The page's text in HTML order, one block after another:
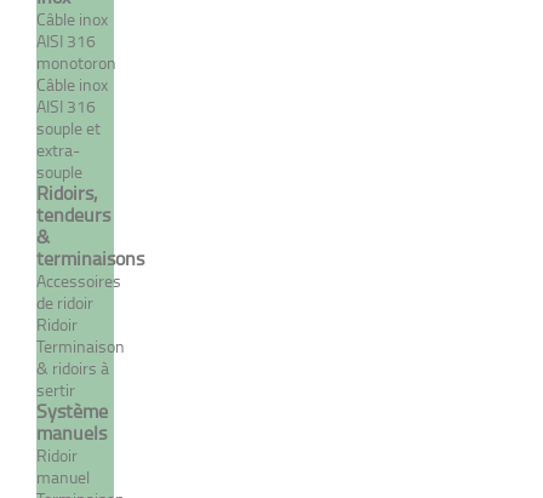
Câble inox
AISI 316
monotoron
Câble inox
AISI 316
souple et
extra-
souple
Ridoirs,
tendeurs
&
terminaisons
Accessoires
de ridoir
Ridoir
Terminaison
& ridoirs à
sertir
Système
manuels
Ridoir
manuel